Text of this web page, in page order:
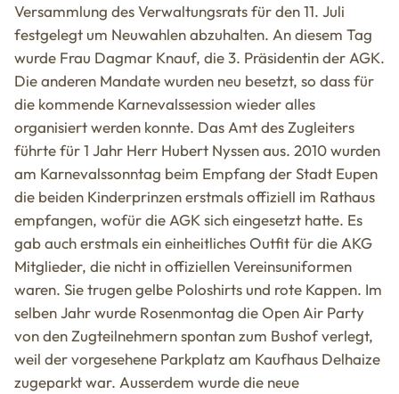
Versammlung des Verwaltungsrats für den 11. Juli
festgelegt um Neuwahlen abzuhalten. An diesem Tag
wurde Frau Dagmar Knauf, die 3. Präsidentin der AGK.
Die anderen Mandate wurden neu besetzt, so dass für
die kommende Karnevalssession wieder alles
organisiert werden konnte. Das Amt des Zugleiters
führte für 1 Jahr Herr Hubert Nyssen aus. 2010 wurden
am Karnevalssonntag beim Empfang der Stadt Eupen
die beiden Kinderprinzen erstmals offiziell im Rathaus
empfangen, wofür die AGK sich eingesetzt hatte. Es
gab auch erstmals ein einheitliches Outfit für die AKG
Mitglieder, die nicht in offiziellen Vereinsuniformen
waren. Sie trugen gelbe Poloshirts und rote Kappen. Im
selben Jahr wurde Rosenmontag die Open Air Party
von den Zugteilnehmern spontan zum Bushof verlegt,
weil der vorgesehene Parkplatz am Kaufhaus Delhaize
zugeparkt war. Ausserdem wurde die neue